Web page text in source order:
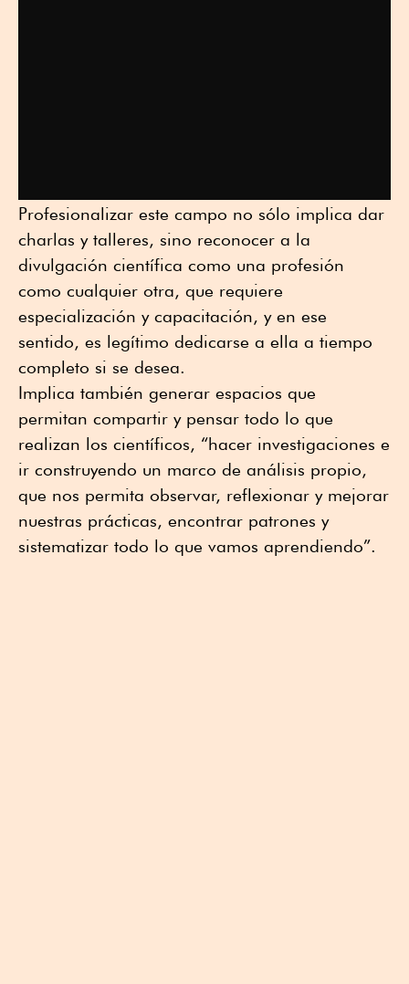
Profesionalizar este campo no sólo implica dar
charlas y talleres, sino reconocer a la
divulgación científica como una profesión
como cualquier otra, que requiere
especialización y capacitación, y en ese
sentido, es legítimo dedicarse a ella a tiempo
completo si se desea.
Implica también generar espacios que
permitan compartir y pensar todo lo que
realizan los científicos, “hacer investigaciones e
ir construyendo un marco de análisis propio,
que nos permita observar, reflexionar y mejorar
nuestras prácticas, encontrar patrones y
sistematizar todo lo que vamos aprendiendo”.